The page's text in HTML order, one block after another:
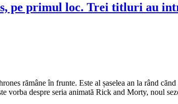
pe primul loc. Trei titluri au
rămâne în frunte. Este al șaselea an la rând
vorba despre seria animată Rick and Morty, noul